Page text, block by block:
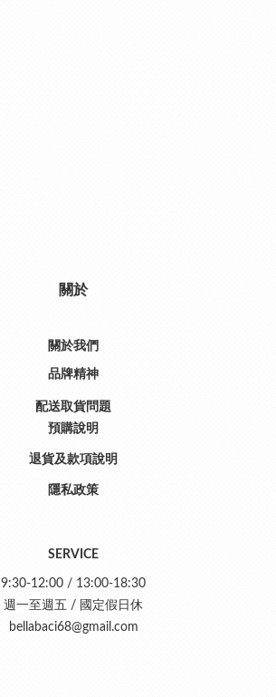
關於
關於我們
品牌精神
配送取貨問題
預購說明
退貨及款項說明
隱私政策
SERVICE
9:30-12:00 / 13:00-18:30
週一至週五 / 國定假日休
bellabaci68@gmail.com